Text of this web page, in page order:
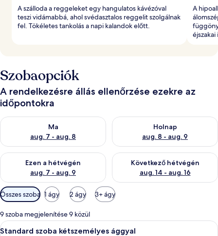
A szálloda a reggeleket egy hangulatos kávézóval
teszi vidámabbá, ahol svédasztalos reggelit szolgálnak
fel. Tökéletes tankolás a napi kalandok előtt.
A
Szobaopciók
A rendelkezésre állás ellenőrzése ezekre az
időpontokra
Ma
aug. 7 - aug. 8
A ma esti rendelkezésre állás ellenőrzése: aug. 7 - aug. 8
Holnap
aug. 8 - aug. 9
A holnapi rendelkezésre állás
Ezen a hétvégén
aug. 7 - aug. 9
A mostani hétvégi rendelkezésre állás ellenőrzése: aug. 7 -
Következő hétvégén
aug. 14 - aug. 16
A következő hétvégi
Szobákhoz
rendelkezésre
álló
szűrők
Összes szoba 1 ágy 2 ágy 3+ ágy
9 szoba megjelenítése 9 közül
A
Egy szállodai szoba, amelyben egy
5
Standard szoba kétszemélyes ággyal